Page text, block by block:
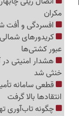
مکران
افسردگی و اُفت
کریدورهای
عبور کشتی‌ها
هشدار امنیتی در
خنثی شد
قطعی سامانه
انتقادها بالا گرفت
چگونه تاب‌آوری